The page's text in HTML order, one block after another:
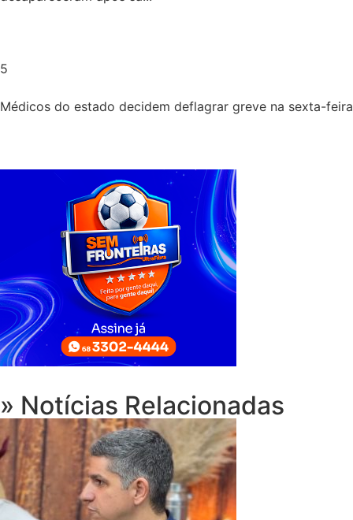
5
Médicos do estado decidem deflagrar greve na sexta-feira
» Notícias Relacionadas